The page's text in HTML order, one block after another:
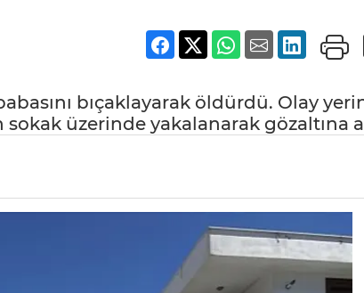
bıçaklayarak öldürdü. Olay
sokak üzerinde yakalanarak gözaltına